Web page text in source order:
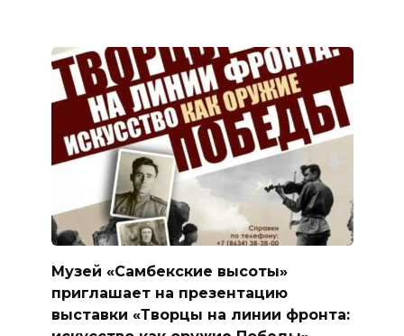
Музей «Самбекские высоты»
приглашает на презентацию
выставки «Творцы на линии фронта: